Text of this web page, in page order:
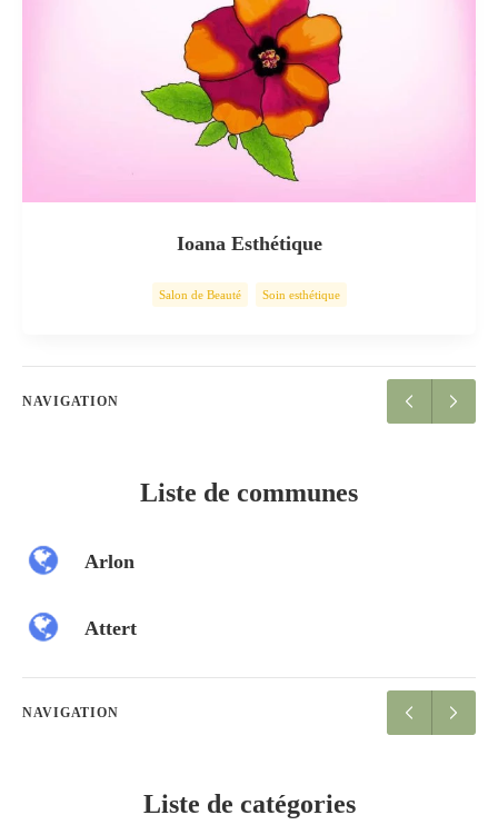
Ioana Esthétique
Salon de Beauté Soin esthétique
NAVIGATION
Liste de communes
Arlon
Attert
NAVIGATION
Liste de catégories